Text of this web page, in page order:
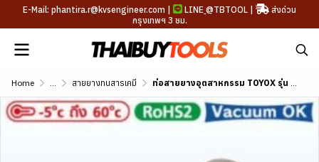
E-Mail: phantira.r@kvsengineer.com | LINE @TBTOOL |
ส่งด่วน
กรุงเทพฯ 3 ชม.
Home ... สายยางทนสารเคมี ท่อสายยางอุตสาหกรรม TOYOX รุ่น TOYOSPRING ขนาด 1/4"-4"